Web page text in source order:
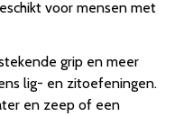
voor mensen met
grip en meer
lig- en zitoefeningen.
en zeep of een